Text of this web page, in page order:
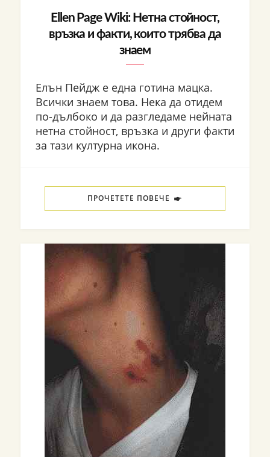
Ellen Page Wiki: Нетна стойност,
връзка и факти, които трябва да
знаем
Елън Пейдж е една готина мацка.
Всички знаем това. Нека да отидем
по-дълбоко и да разгледаме нейната
нетна стойност, връзка и други факти
за тази културна икона.
ПРОЧЕТЕТЕ ПОВЕЧЕ